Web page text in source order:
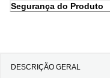
Segurança do Produto
DESCRIÇÃO GERAL